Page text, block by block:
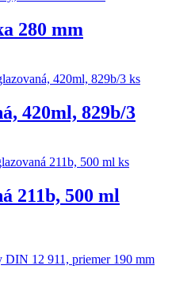
280 mm
420ml, 829b/3
211b, 500 ml